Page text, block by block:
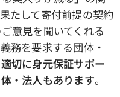
たして寄付前提の契約
意見を聞いてくれる
務を要求する団体・
適切に身元保証サポー
・法人もあります。